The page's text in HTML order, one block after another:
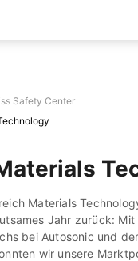
Safety Center
Materials
Jahr zurück: Mit
bei Autosonic und
wir unsere